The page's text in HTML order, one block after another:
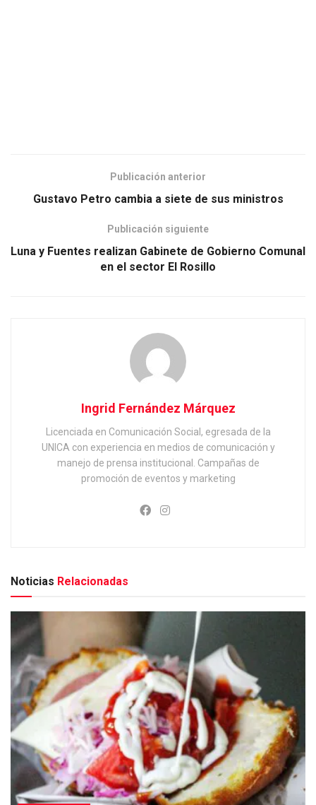
Publicación anterior
Gustavo Petro cambia a siete de sus ministros
Publicación siguiente
Luna y Fuentes realizan Gabinete de Gobierno Comunal
en el sector El Rosillo
Ingrid Fernández Márquez
Licenciada en Comunicación Social, egresada de la
UNICA con experiencia en medios de comunicación y
manejo de prensa institucional. Campañas de
promoción de eventos y marketing
Noticias Relacionadas